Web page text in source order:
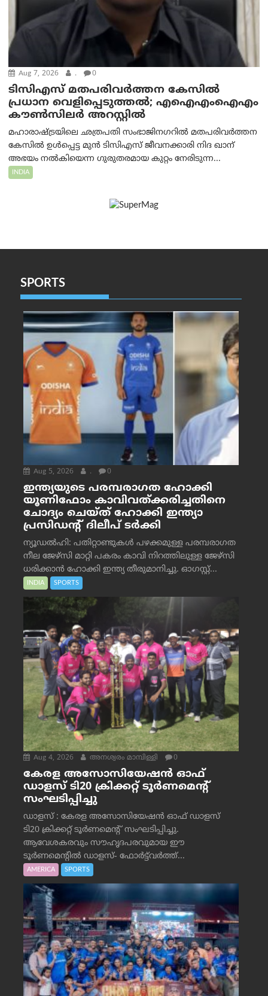
Aug 7, 2026 . 0
ടിസിഎസ് മതപരിവർത്തന കേസിൽ
പ്രധാന വെളിപ്പെടുത്തൽ; എഐഎംഐഎം
കൗൺസിലർ അറസ്റ്റിൽ
മഹാരാഷ്ട്രയിലെ ഛത്രപതി സംഭാജിനഗറിൽ മതപരിവർത്തന
കേസിൽ ഉൾപ്പെട്ട മുൻ ടിസിഎസ് ജീവനക്കാരി നിദ ഖാന്
അഭയം നൽകിയെന്ന ഗുരുതരമായ കുറ്റം നേരിടുന്ന...
INDIA
SPORTS
Aug 5, 2026 . 0
ഇന്ത്യയുടെ പരമ്പരാഗത ഹോക്കി
യൂണിഫോം കാവിവത്ക്കരിച്ചതിനെ
ചോദ്യം ചെയ്ത് ഹോക്കി ഇന്ത്യാ
പ്രസിഡന്റ് ദിലീപ് ടര്‍ക്കി
ന്യൂഡൽഹി: പതിറ്റാണ്ടുകൾ പഴക്കമുള്ള പരമ്പരാഗത
നീല ജേഴ്‌സി മാറ്റി പകരം കാവി നിറത്തിലുള്ള ജേഴ്‌സി
ധരിക്കാൻ ഹോക്കി ഇന്ത്യ തീരുമാനിച്ചു. ഓഗസ്റ്റ്...
INDIA SPORTS
Aug 4, 2026 അനശ്വരം മാമ്പിള്ളി 0
കേരള അസോസിയേഷൻ ഓഫ്
ഡാളസ് ടി20 ക്രിക്കറ്റ് ടൂർണമെന്റ്
സംഘടിപ്പിച്ചു
ഡാളസ് : കേരള അസോസിയേഷൻ ഓഫ് ഡാളസ്
ടി20 ക്രിക്കറ്റ് ടൂർണമെന്റ് സംഘടിപ്പിച്ചു.
ആവേശകരവും സൗഹൃദപരവുമായ ഈ
ടൂർണമെന്റിൽ ഡാളസ്- ഫോർട്ട്‌വര്‍ത്ത്...
AMERICA SPORTS